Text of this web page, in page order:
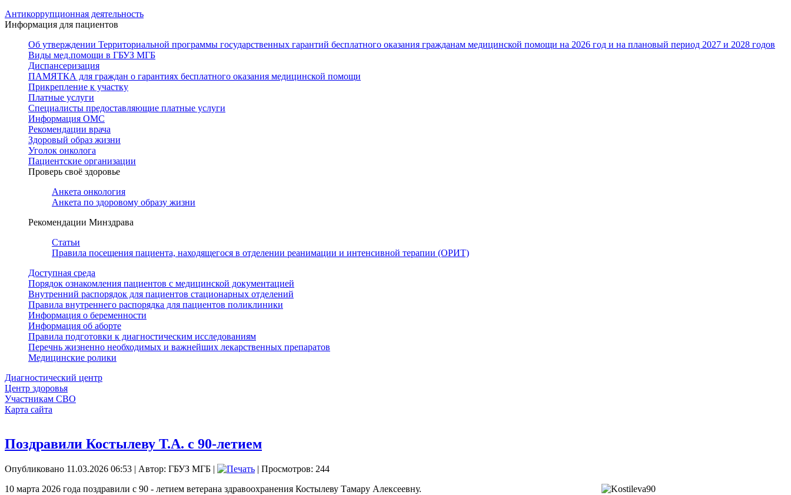
Антикоррупционная деятельность
Информация для пациентов
Об утверждении Территориальной программы государственных гарантий бесплатного оказания гражданам медицинской помощи на 2026 год и на плановый период 2027 и 2028 годов
Виды мед.помощи в ГБУЗ МГБ
Диспансеризация
ПАМЯТКА для граждан о гарантиях бесплатного оказания медицинской помощи
Прикрепление к участку
Платные услуги
Специалисты предоставляющие платные услуги
Информация ОМС
Рекомендации врача
Здоровый образ жизни
Уголок онколога
Пациентские организации
Проверь своё здоровье
Анкета онкология
Анкета по здоровому образу жизни
Рекомендации Минздрава
Статьи
Правила посещения пациента, находящегося в отделении реанимации и интенсивной терапии (ОРИТ)
Доступная среда
Порядок ознакомления пациентов с медицинской документацией
Внутренний распорядок для пациентов стационарных отделений
Правила внутреннего распорядка для пациентов поликлиники
Информация о беременности
Информация об аборте
Правила подготовки к диагностическим исследованиям
Перечнь жизненно необходимых и важнейших лекарственных препаратов
Медицинские ролики
Диагностический центр
Центр здоровья
Участникам СВО
Карта сайта
Поздравили Костылеву Т.А. с 90-летием
Опубликовано 11.03.2026 06:53 | Автор: ГБУЗ МГБ |
| Просмотров: 244
10 марта 2026 года поздравили с 90 - летием ветерана здравоохранения Костылеву Тамару Алексеевну.